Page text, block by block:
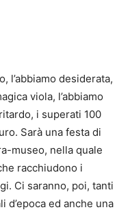
l’abbiamo desiderata,
viola, l’abbiamo
i superati 100
Sarà una festa di
museo, nella quale
racchiudono i
Ci saranno, poi, tanti
ed anche una